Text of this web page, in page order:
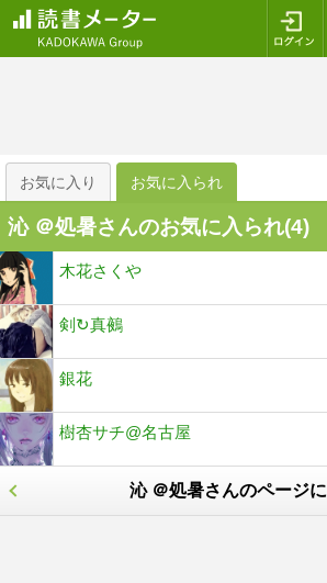
お気に入り お気に入られ
沁 ＠処暑さんのお気に入られ(4)
木花さくや
剣↻真鵺
銀花
樹杏サチ@名古屋
沁 ＠処暑さんのページ